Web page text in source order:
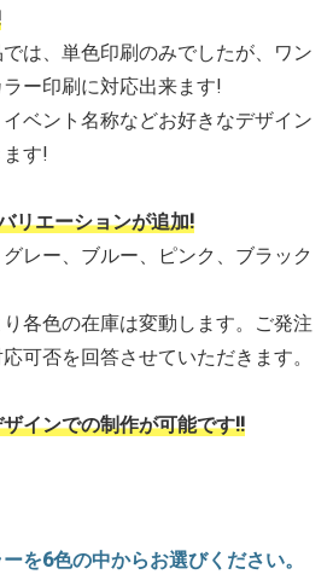
は、単色印刷のみでしたが、ワン
ー印刷に対応出来ます!
ベント名称などお好きなデザイン
す!
リエーションが追加!
レー、ブルー、ピンク、ブラック
各色の在庫は変動します。ご発注
可否を回答させていただきます。
インでの制作が可能です!!
を6色の中からお選びください。